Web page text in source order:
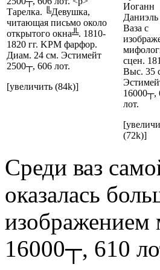
Тарелка. ╚Девушка,
читающая письмо около
открытого окна╩. 1810-
1820 гг. KPM фарфор.
Диам. 24 см. Эстимейт
2500┬, 606 лот.
[увеличить (84k)]
Иоганн
Ваза с
сцен.
Выс. 35
16000┬,
лот.
(72k)]
Среди ваз
оказалась
изображением
16000┬, 610